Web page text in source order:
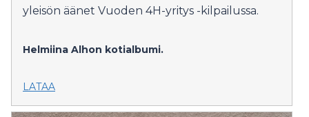
yleisön äänet Vuoden 4H-yritys -kilpailussa.
Helmiina Alhon kotialbumi.
LATAA